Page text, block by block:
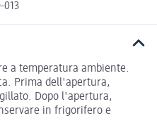
013
a temperatura ambiente.
Prima dell'apertura,
Dopo l'apertura,
in frigorifero e